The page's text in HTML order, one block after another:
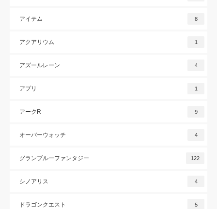
アイテム 8
アクアリウム 1
アズールレーン 4
アプリ 1
アークR 9
オーバーウォッチ 4
グランブルーファンタジー 122
シノアリス 4
ドラゴンクエスト 5